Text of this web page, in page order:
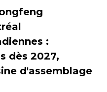
:
dès 2027,
d'assemblage